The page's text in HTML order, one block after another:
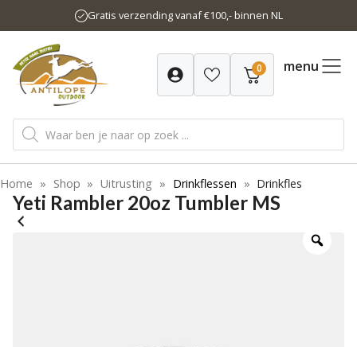
naar
inhoud
Gratis verzending vanaf €100,- binnen NL
0 menu
Producten
zoeken
Home » Shop » Uitrusting » Drinkflessen » Drinkfles
Yeti Rambler 20oz Tumbler MS